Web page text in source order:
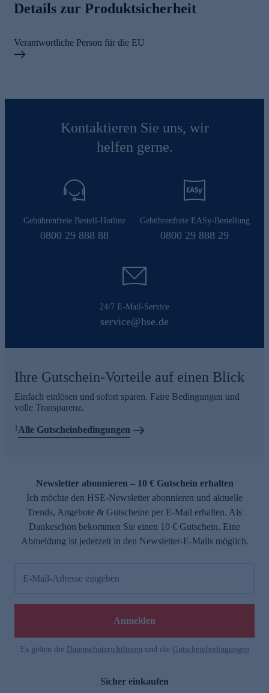
Details zur Produktsicherheit
Verantwortliche Person für die EU
Kontaktieren Sie uns, wir
helfen gerne.
Gebührenfreie Bestell-Hotline
0800 29 888 88
Gebührenfreie EASy-Bestellung
0800 29 888 29
24/7 E-Mail-Service
service@hse.de
Ihre Gutschein-Vorteile auf einen Blick
Einfach einlösen und sofort sparen. Faire Bedingungen und
volle Transparenz.
1 Alle Gutscheinbedingungen
Newsletter abonnieren – 10 € Gutschein erhalten
Ich möchte den HSE-Newsletter abonnieren und aktuelle
Trends, Angebote & Gutscheine per E-Mail erhalten. Als
Dankeschön bekommen Sie einen 10 € Gutschein. Eine
Abmeldung ist jederzeit in den Newsletter-E-Mails möglich.
E-Mail-Adresse eingeben
Anmelden
Es gelten die Datenschutzrichtlinien und die Gutscheinbedingungen
Sicher einkaufen